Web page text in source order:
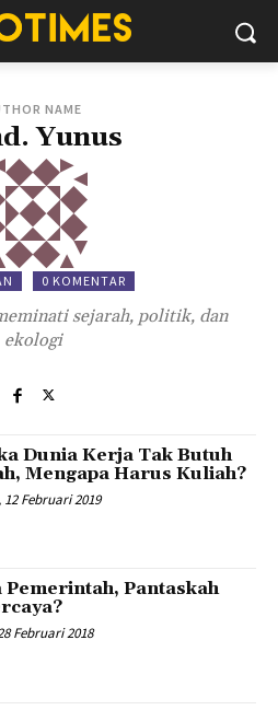
NAME
Yunus
0 KOMENTAR
sejarah, politik, dan
ekologi
Dunia Kerja Tak Butuh
Mengapa Harus Kuliah?
12 Februari 2019
Pemerintah, Pantaskah
Februari 2018